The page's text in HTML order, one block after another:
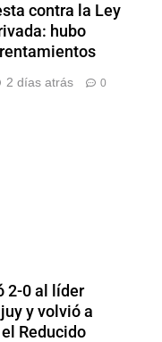
contra la Ley
hubo
2 días atrás 0
2-0 al líder
y volvió a
Reducido